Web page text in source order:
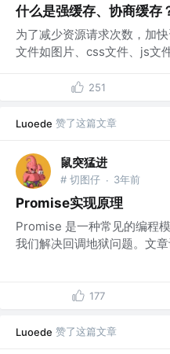
什么是强缓存、协商缓存
为了减少资源请求次数，加
文件如图片、css文件、js文
251
Luoede 赞了这篇文章
鼠突猛进
# 切图仔 · 3年前
Promise实现原理
Promise 是一种常见的编程
我们解决回调地狱问题。文
177
Luoede 赞了这篇文章